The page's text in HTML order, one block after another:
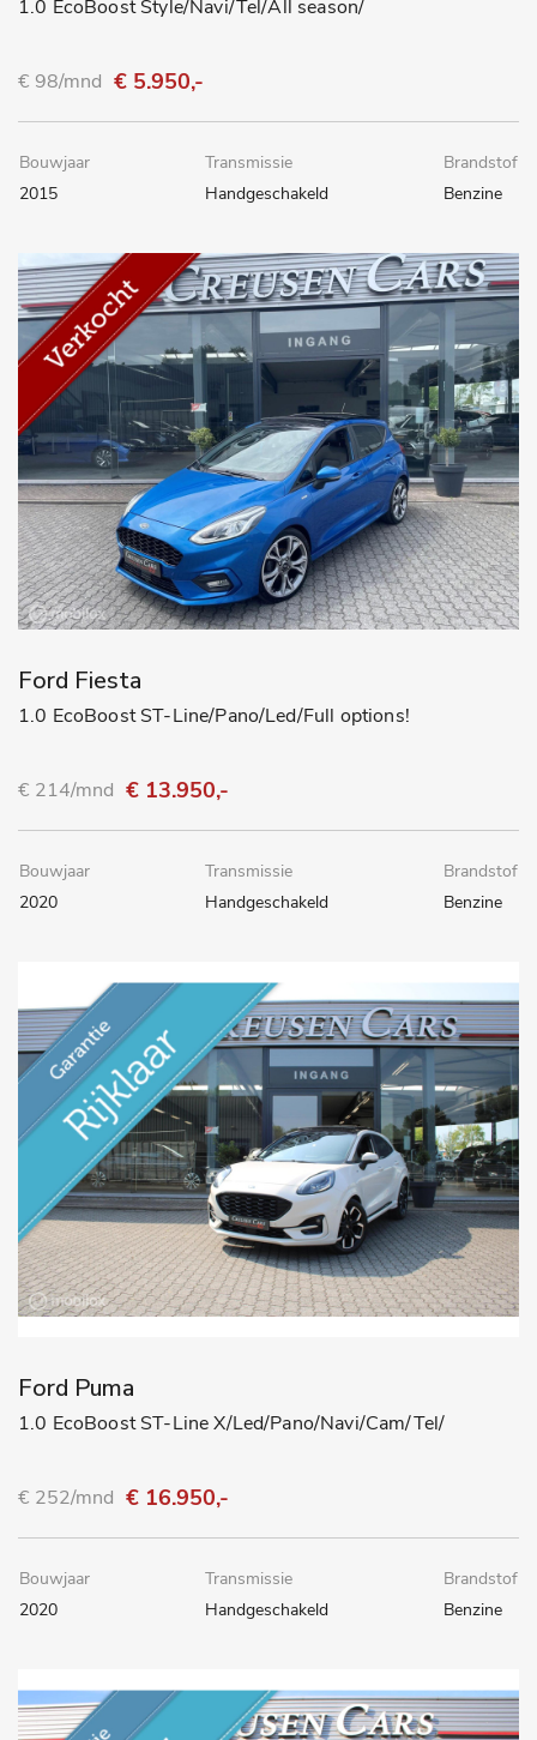
1.0 EcoBoost Style/Navi/Tel/All season/
€ 98/mnd € 5.950,-
Bouwjaar
2015
Transmissie
Handgeschakeld
Brandstof
Benzine
Ford Fiesta
1.0 EcoBoost ST-Line/Pano/Led/Full options!
€ 214/mnd € 13.950,-
Bouwjaar
2020
Transmissie
Handgeschakeld
Brandstof
Benzine
Ford Puma
1.0 EcoBoost ST-Line X/Led/Pano/Navi/Cam/Tel/
€ 252/mnd € 16.950,-
Bouwjaar
2020
Transmissie
Handgeschakeld
Brandstof
Benzine